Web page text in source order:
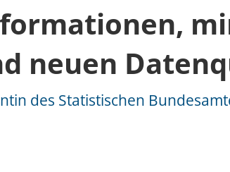
neuen
des Statistischen